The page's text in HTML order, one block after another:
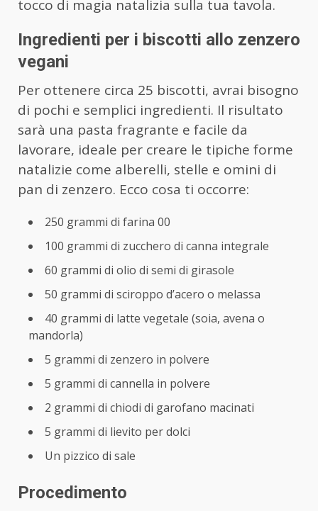
tocco di magia natalizia sulla tua tavola.
Ingredienti per i biscotti allo zenzero
vegani
Per ottenere circa 25 biscotti, avrai bisogno
di pochi e semplici ingredienti. Il risultato
sarà una pasta fragrante e facile da
lavorare, ideale per creare le tipiche forme
natalizie come alberelli, stelle e omini di
pan di zenzero. Ecco cosa ti occorre:
250 grammi di farina 00
100 grammi di zucchero di canna integrale
60 grammi di olio di semi di girasole
50 grammi di sciroppo d’acero o melassa
40 grammi di latte vegetale (soia, avena o
mandorla)
5 grammi di zenzero in polvere
5 grammi di cannella in polvere
2 grammi di chiodi di garofano macinati
5 grammi di lievito per dolci
Un pizzico di sale
Procedimento